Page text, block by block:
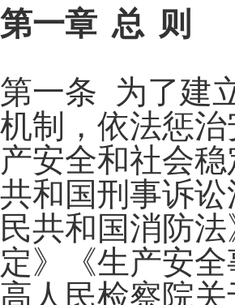
第一章 总 则
第一条 为了建
机制，依法惩
产安全和社会
共和国刑事诉
民共和国消防
定》《生产安
高人民检察院